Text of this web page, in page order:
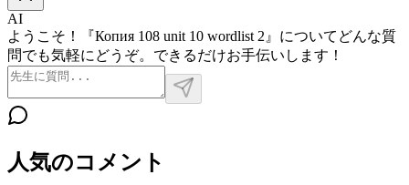
AI
ようこそ！『Копия 108 unit 10 wordlist 2』についてどんな質
問でも気軽にどうぞ。できるだけお手伝いします！
人気のコメント